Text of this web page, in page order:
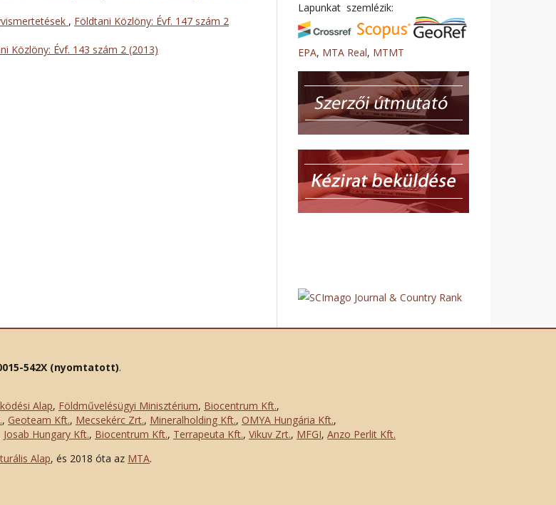
, Földtani Közlöny: Évf. 147 szám 2
Közlöny: Évf. 143 szám 2 (2013)
Lapunkat szemlézik:
EPA, MTA Real, MTMT
542X (nyomtatott).
Alap, Földművelésügyi Minisztérium, Biocentrum Kft.,
, Geoteam Kft., Mecsekérc Zrt., Mineralholding Kft., OMYA Hungária Kft.,
Josab Hungary Kft., Biocentrum Kft., Terrapeuta Kft., Vikuv Zrt., MFGI, Anzo Perlit Kft.
Alap, és 2018 óta az MTA.